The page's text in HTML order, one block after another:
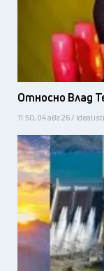
Относно Влад
11:50, 04 авг 26 / Idealisti